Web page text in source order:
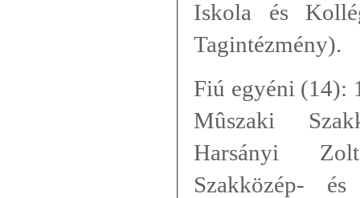
Iskola és
Tagintézmény).
Fiú egyéni (14):
Mûszaki
Harsányi
Szakközép-